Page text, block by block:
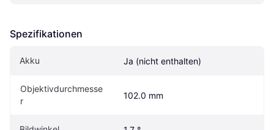
Spezifikationen
Akku Ja (nicht enthalten)
Objektivdurchmesse
r
102.0 mm